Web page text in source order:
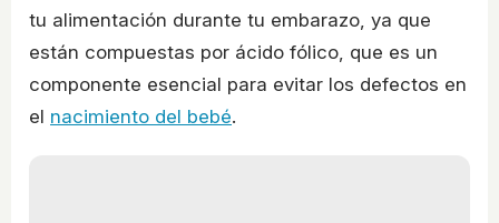
tu alimentación durante tu embarazo, ya que
están compuestas por ácido fólico, que es un
componente esencial para evitar los defectos en
el nacimiento del bebé.